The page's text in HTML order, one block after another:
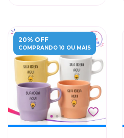
20% OFF
COMPRANDO 10 OU MAIS